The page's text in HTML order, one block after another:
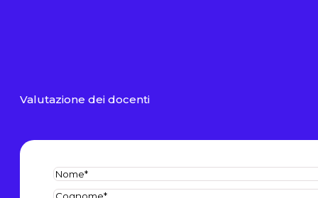
Valutazione dei docenti